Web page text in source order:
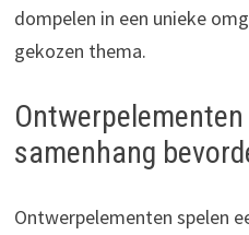
dompelen in een unieke
gekozen thema.
samenhang
Ontwerpelementen spelen